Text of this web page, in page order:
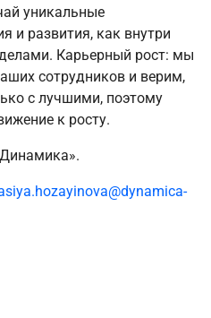
уникальные
и развития, как внутри
Карьерный рост: мы
сотрудников и верим,
с лучшими, поэтому
к росту.